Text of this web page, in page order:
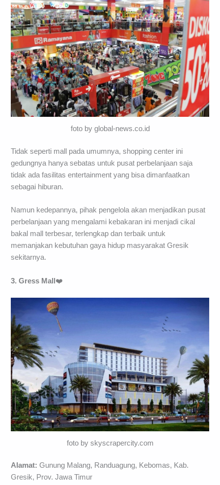
foto by global-news.co.id
Tidak seperti mall pada umumnya, shopping center ini
gedungnya hanya sebatas untuk pusat perbelanjaan saja
tidak ada fasilitas entertainment yang bisa dimanfaatkan
sebagai hiburan.
Namun kedepannya, pihak pengelola akan menjadikan pusat
perbelanjaan yang mengalami kebakaran ini menjadi cikal
bakal mall terbesar, terlengkap dan terbaik untuk
memanjakan kebutuhan gaya hidup masyarakat Gresik
sekitarnya.
3. Gress Mall ❤️
foto by skyscrapercity.com
Alamat: Gunung Malang, Randuagung, Kebomas, Kab.
Gresik, Prov. Jawa Timur